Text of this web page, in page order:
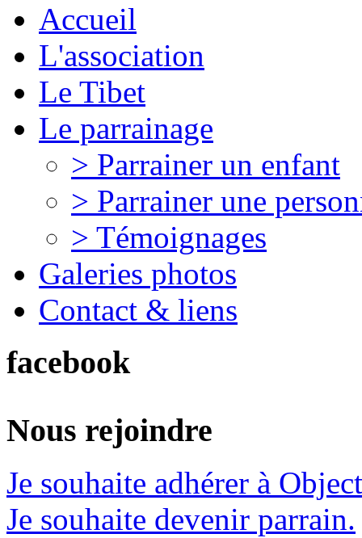
Accueil
L'association
Le Tibet
Le parrainage
> Parrainer un enfant
> Parrainer une
> Témoignages
Galeries photos
Contact & liens
facebook
Nous rejoindre
Je souhaite adhérer à
Je souhaite devenir parrain.